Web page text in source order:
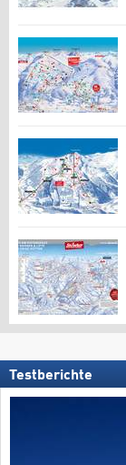
Testberichte